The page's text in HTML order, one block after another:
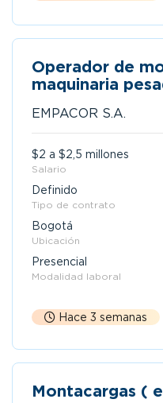
Operador de
maquinaria
EMPACOR S.A.
$2 a $2,5 millones
Salario
Definido
Tipo de contrato
Bogotá
Ubicación
Presencial
Modalidad laboral
Hace 3 semanas
Montacargas (